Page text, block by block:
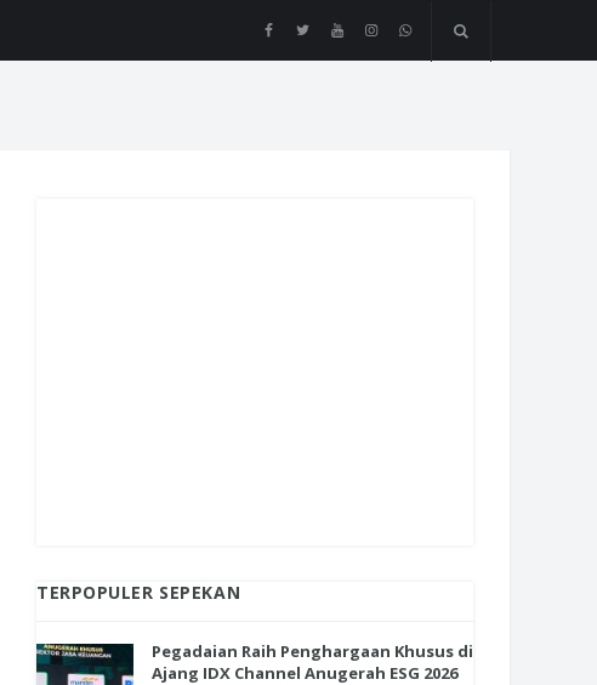
TERPOPULER SEPEKAN
Pegadaian Raih Penghargaan Khusus di
Ajang IDX Channel Anugerah ESG 2026